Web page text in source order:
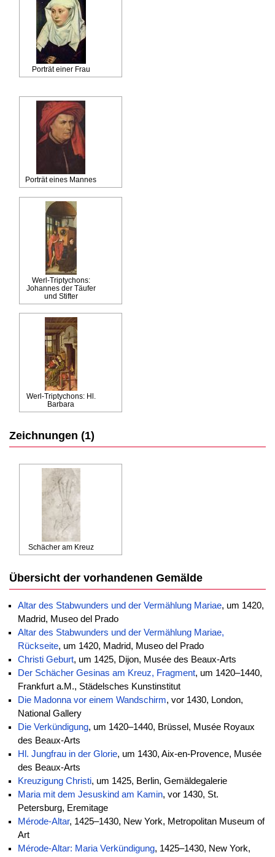
Porträt einer Frau
Porträt eines Mannes
Werl-Triptychons:
Johannes der Täufer
und Stifter
Werl-Triptychons: Hl.
Barbara
Zeichnungen (1)
Schächer am Kreuz
Übersicht der vorhandenen Gemälde
Altar des Stabwunders und der Vermählung Mariae, um 1420,
Madrid, Museo del Prado
Altar des Stabwunders und der Vermählung Mariae,
Rückseite, um 1420, Madrid, Museo del Prado
Christi Geburt, um 1425, Dijon, Musée des Beaux-Arts
Der Schächer Gesinas am Kreuz, Fragment, um 1420–1440,
Frankfurt a.M., Städelsches Kunstinstitut
Die Madonna vor einem Wandschirm, vor 1430, London,
National Gallery
Die Verkündigung, um 1420–1440, Brüssel, Musée Royaux
des Beaux-Arts
Hl. Jungfrau in der Glorie, um 1430, Aix-en-Provence, Musée
des Beaux-Arts
Kreuzigung Christi, um 1425, Berlin, Gemäldegalerie
Maria mit dem Jesuskind am Kamin, vor 1430, St.
Petersburg, Eremitage
Mérode-Altar, 1425–1430, New York, Metropolitan Museum of
Art
Mérode-Altar: Maria Verkündigung, 1425–1430, New York,